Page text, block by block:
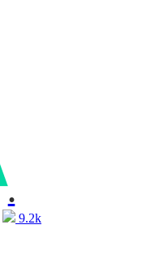
.
9.2k